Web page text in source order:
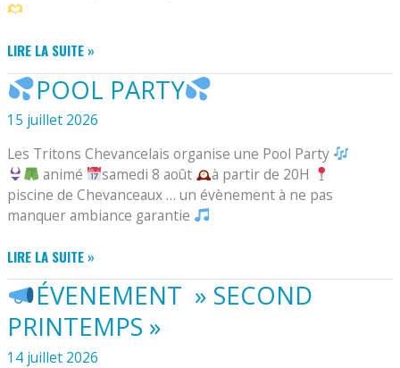
MARCHÉS
NOCTURNES
LIRE LA SUITE »
POOL PARTY
15 juillet 2026
Les Tritons Chevancelais organise une Pool Party
animé
samedi 8 août
à partir de 20H
piscine de Chevanceaux … un évènement à ne pas
manquer ambiance garantie
POOL
PARTY
LIRE LA SUITE »
ÉVENEMENT » SECOND
PRINTEMPS »
14 juillet 2026